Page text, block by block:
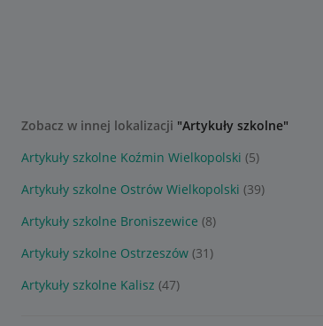
Zobacz w innej lokalizacji "Artykuły szkolne"
Artykuły szkolne Koźmin Wielkopolski (5)
Artykuły szkolne Ostrów Wielkopolski (39)
Artykuły szkolne Broniszewice (8)
Artykuły szkolne Ostrzeszów (31)
Artykuły szkolne Kalisz (47)